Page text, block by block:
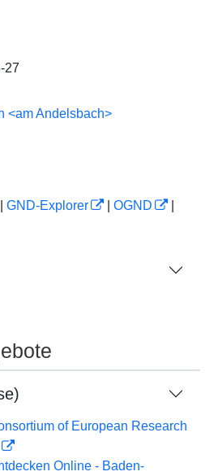
27
<am Andelsbach>
GND-Explorer OGND
of European Research
Online - Baden-